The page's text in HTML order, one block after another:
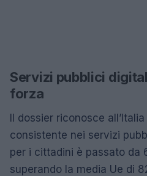
Servizi pubblici
forza
Il dossier riconosce
consistente nei servizi
per i cittadini è passato da
superando la media Ue di